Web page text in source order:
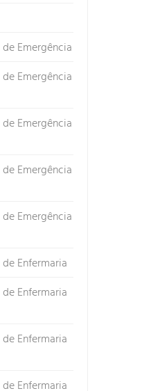
Emergência
Emergência
Emergência
Emergência
Emergência
Enfermaria
Enfermaria
Enfermaria
Enfermaria